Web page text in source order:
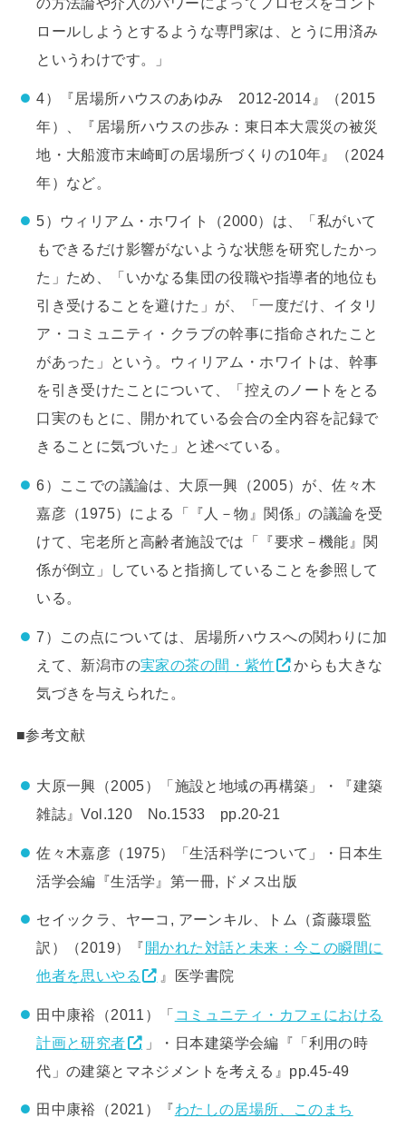
ロールしようとするような専門家は、とうに用済み
というわけです。」
4）『居場所ハウスのあゆみ 2012-2014』（2015
年）、『居場所ハウスの歩み：東日本大震災の被災
地・大船渡市末崎町の居場所づくりの10年』（2024
年）など。
5）ウィリアム・ホワイト（2000）は、「私がいて
もできるだけ影響がないような状態を研究したかっ
た」ため、「いかなる集団の役職や指導者的地位も
引き受けることを避けた」が、「一度だけ、イタリ
ア・コミュニティ・クラブの幹事に指命されたこと
があった」という。ウィリアム・ホワイトは、幹事
を引き受けたことについて、「控えのノートをとる
口実のもとに、開かれている会合の全内容を記録で
きることに気づいた」と述べている。
6）ここでの議論は、大原一興（2005）が、佐々木
嘉彦（1975）による「『人－物』関係」の議論を受
けて、宅老所と高齢者施設では「『要求－機能』関
係が倒立」していると指摘していることを参照して
いる。
7）この点については、居場所ハウスへの関わりに加
えて、新潟市の実家の茶の間・紫竹
からも大きな
気づきを与えられた。
■参考文献
大原一興（2005）「施設と地域の再構築」・『建築
雑誌』Vol.120 No.1533 pp.20-21
佐々木嘉彦（1975）「生活科学について」・日本生
活学会編『生活学』第一冊, ドメス出版
セイックラ、ヤーコ, アーンキル、トム（斎藤環監
訳）（2019）『 開かれた対話と未来：今この瞬間に
他者を思いやる
』医学書院
田中康裕（2011）「 コミュニティ・カフェにおける
計画と研究者
」・日本建築学会編『「利用の時
代」の建築とマネジメントを考える』pp.45-49
田中康裕（2021）『わたしの居場所、このまち